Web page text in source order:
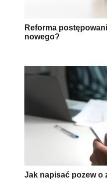
Reforma
nowego?
Jak napisać pozew o